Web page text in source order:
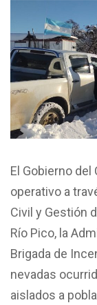
El Gobierno
operativo a
Civil y Gestión
Río Pico, la
Brigada de
nevadas
aislados a